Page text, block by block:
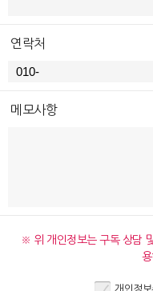
연락처
메모사항
※ 위 개인정보는 구독 상담